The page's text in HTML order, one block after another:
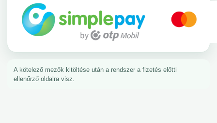
A kötelező mezők kitöltése után a rendszer a fizetés előtti
ellenőrző oldalra visz.